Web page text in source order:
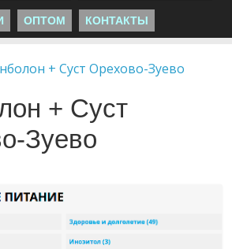
ОПТОМ КОНТАКТЫ
+ Суст Орехово-Зуево
+ Суст
Зуево